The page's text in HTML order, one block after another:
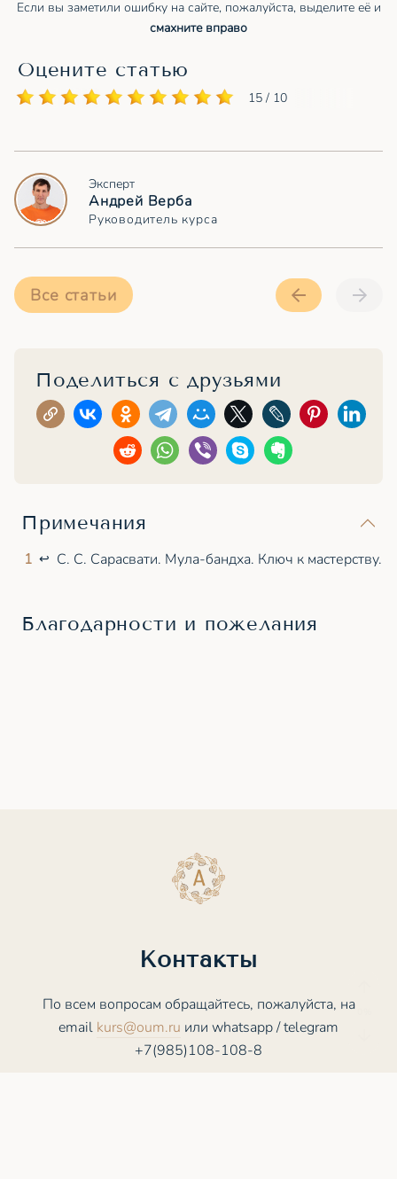
Если вы заметили ошибку на сайте, пожалуйста, выделите её и
смахните вправо
Оцените статью
15 / 10
Эксперт
Андрей Верба
Руководитель курса
Все статьи
Поделиться с друзьями
Примечания
1 ↩ С. С. Сарасвати. Мула-бандха. Ключ к мастерству.
Благодарности и пожелания
Контакты
По всем вопросам обращайтесь, пожалуйста, на
email kurs@oum.ru или whatsapp / telegram
+7(985)108-108-8